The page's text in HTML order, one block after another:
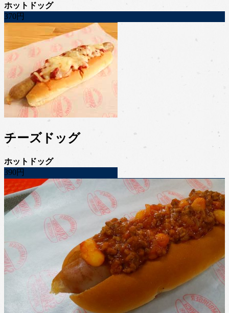
ホットドッグ
370円
チーズドッグ
ホットドッグ
390円